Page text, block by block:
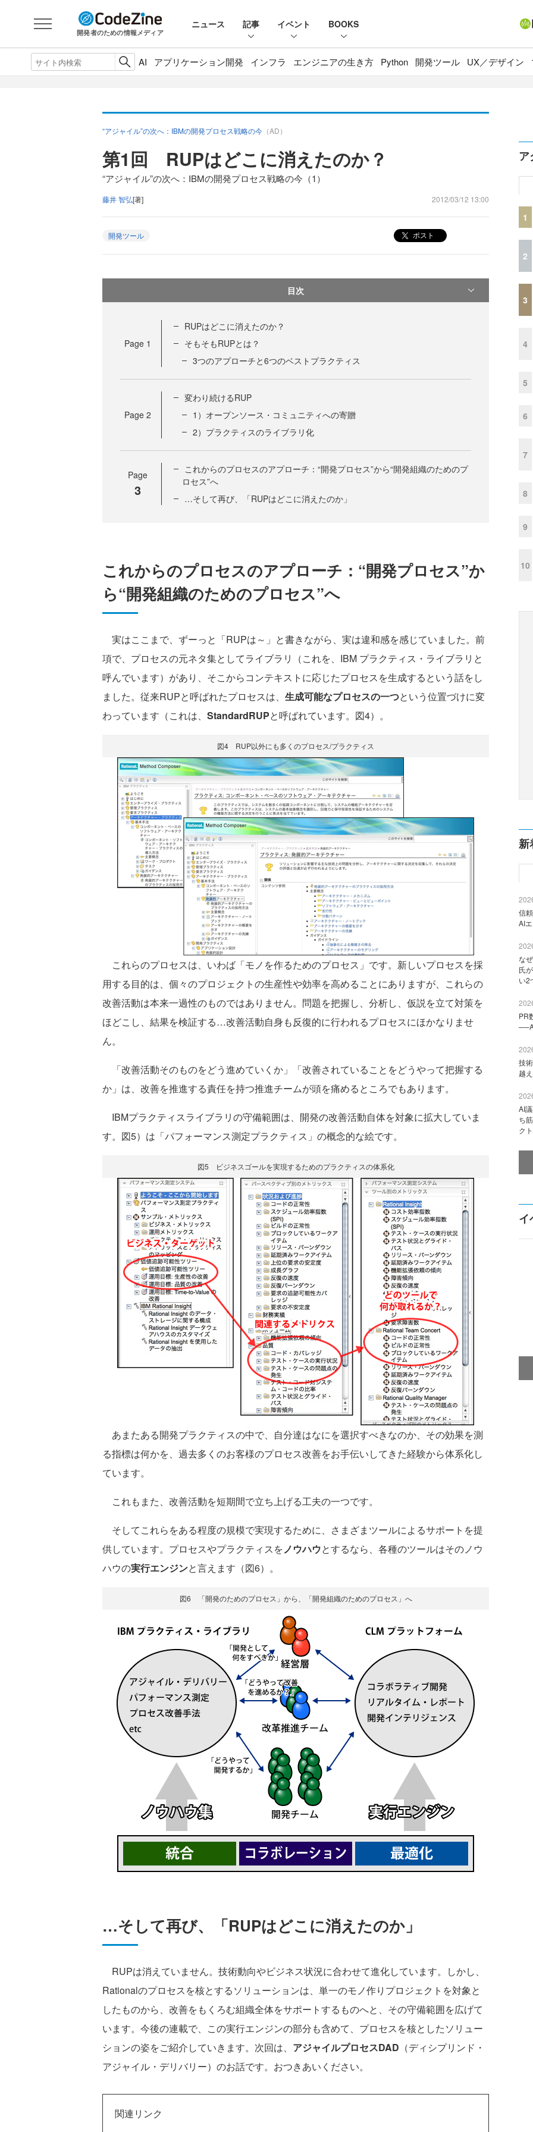
開発者のための情報メディア
ニュース 記事 イベント BOOKS
AI アプリケーション開発 インフラ エンジニアの生き方 Python 開発ツール UX／デザイン
“アジャイル”の次へ：IBMの開発プロセス戦略の今 （AD）
第1回 RUPはどこに消えたのか？
“アジャイル”の次へ：IBMの開発プロセス戦略の今（1）
藤井 智弘[著] 2012/03/12 13:00
開発ツール ポスト
目次
Page 1
RUPはどこに消えたのか？
そもそもRUPとは？
3つのアプローチと6つのベストプラクティス
Page 2
変わり続けるRUP
1）オープンソース・コミュニティへの寄贈
2）プラクティスのライブラリ化
Page
3
これからのプロセスのアプローチ：“開発プロセス”から“開発組織のためのプ
ロセス”へ
…そして再び、「RUPはどこに消えたのか」
これからのプロセスのアプローチ：“開発プロセス”か
ら“開発組織のためのプロセス”へ
実はここまで、ずーっと「RUPは～」と書きながら、実は違和感を感じていました。前
項で、プロセスの元ネタ集としてライブラリ（これを、IBM プラクティス・ライブラリと
呼んでいます）があり、そこからコンテキストに応じたプロセスを生成するという話をし
ました。従来RUPと呼ばれたプロセスは、 生成可能なプロセスの一つという位置づけに変
わっています（これは、 StandardRUPと呼ばれています。図4）。
図4 RUP以外にも多くのプロセス/プラクティス
これらのプロセスは、いわば「モノを作るためのプロセス」です。新しいプロセスを採
用する目的は、個々のプロジェクトの生産性や効率を高めることにありますが、これらの
改善活動は本来一過性のものではありません。問題を把握し、分析し、仮説を立て対策を
ほどこし、結果を検証する…改善活動自身も反復的に行われるプロセスにほかなりませ
ん。
「改善活動そのものをどう進めていくか」「改善されていることをどうやって把握する
か」は、改善を推進する責任を持つ推進チームが頭を痛めるところでもあります。
IBMプラクティスライブラリの守備範囲は、開発の改善活動自体を対象に拡大していま
す。図5）は「パフォーマンス測定プラクティス」の概念的な絵です。
図5 ビジネスゴールを実現するためのプラクティスの体系化
あまたある開発プラクティスの中で、自分達はなにを選択すべきなのか、その効果を測
る指標は何かを、過去多くのお客様のプロセス改善をお手伝いしてきた経験から体系化し
ています。
これもまた、改善活動を短期間で立ち上げる工夫の一つです。
そしてこれらをある程度の規模で実現するために、さまざまツールによるサポートを提
供しています。プロセスやプラクティスをノウハウとするなら、各種のツールはそのノウ
ハウの実行エンジンと言えます（図6）。
図6 「開発のためのプロセス」から、「開発組織のためのプロセス」へ
…そして再び、「RUPはどこに消えたのか」
RUPは消えていません。技術動向やビジネス状況に合わせて進化しています。しかし、
Rationalのプロセスを核とするソリューションは、単一のモノ作りプロジェクトを対象と
したものから、改善をもくろむ組織全体をサポートするものへと、その守備範囲を広げて
います。今後の連載で、この実行エンジンの部分も含めて、プロセスを核としたソリュー
ションの姿をご紹介していきます。次回は、 アジャイルプロセスDAD （ディシプリンド・
アジャイル・デリバリー）のお話です。おつきあいください。
関連リンク
ア
1
2
3
4
5
6
7
8
9
10
新
信
AI
な
氏
い2
PR
技
越
AI
ち
ク
イ